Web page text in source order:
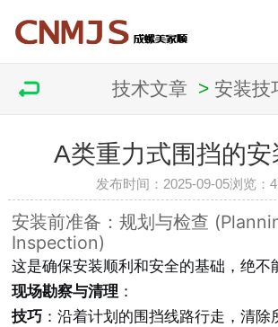
技术文章 > 安装技
A类重力式围挡的安
发布时间：2025-09-05浏览：
安装前准备：规划与检查
Inspection)
这是确保安装顺利和安全的基础，绝不
现场勘察与清理 ：
技巧 ：沿着计划的围挡线路行走，清